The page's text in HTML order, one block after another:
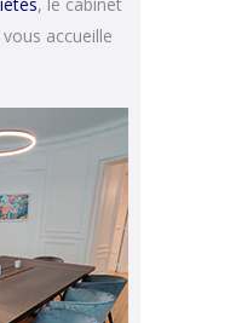
accueille